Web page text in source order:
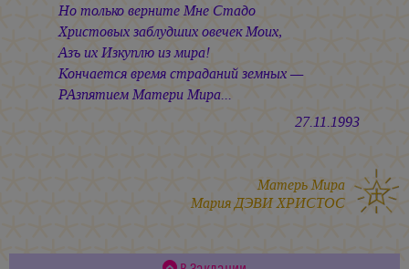
Но только верните Мне Стадо
Христовых заблудших овечек Моих,
Азъ их Изкуплю из мира!
Кончается время страданий земных —
РАзпятием Матери Мира...
27.11.1993
Матерь Мира
Мария ДЭВИ ХРИСТОС